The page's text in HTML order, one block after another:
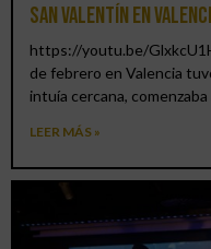
San Valentín en
https://youtu.be/
de febrero en Valencia
intuía cercana,
LEER MÁS »